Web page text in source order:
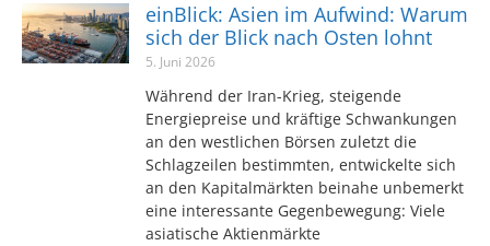
einBlick: Asien im Aufwind: Warum
sich der Blick nach Osten lohnt
5. Juni 2026
Während der Iran-Krieg, steigende
Energiepreise und kräftige Schwankungen
an den westlichen Börsen zuletzt die
Schlagzeilen bestimmten, entwickelte sich
an den Kapitalmärkten beinahe unbemerkt
eine interessante Gegenbewegung: Viele
asiatische Aktienmärkte